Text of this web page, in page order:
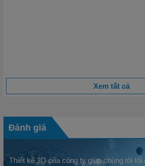
Xem tất cả
Đánh giá
Thiết kế 3D của công ty giúp chúng tôi